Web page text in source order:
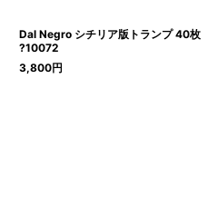
Dal Negro シチリア版トランプ 40枚
?10072
3,800円